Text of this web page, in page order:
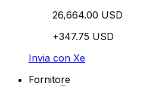
26,664.00 USD
+347.75 USD
Invia con Xe
Fornitore